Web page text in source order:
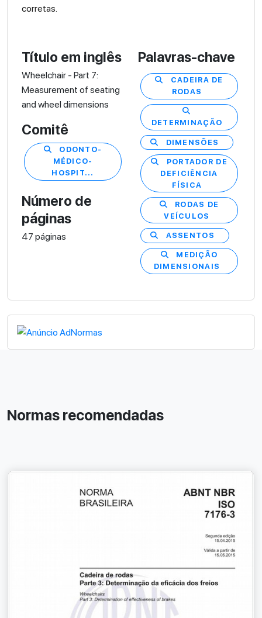
corretas.
Título em inglês
Wheelchair - Part 7:
Measurement of seating
and wheel dimensions
Comitê
ODONTO-
MÉDICO-
HOSPIT...
Número de
páginas
47 páginas
Palavras-chave
CADEIRA DE
RODAS
DETERMINAÇÃO
DIMENSÕES
PORTADOR DE
DEFICIÊNCIA
FÍSICA
RODAS DE
VEÍCULOS
ASSENTOS
MEDIÇÃO
DIMENSIONAIS
Normas recomendadas